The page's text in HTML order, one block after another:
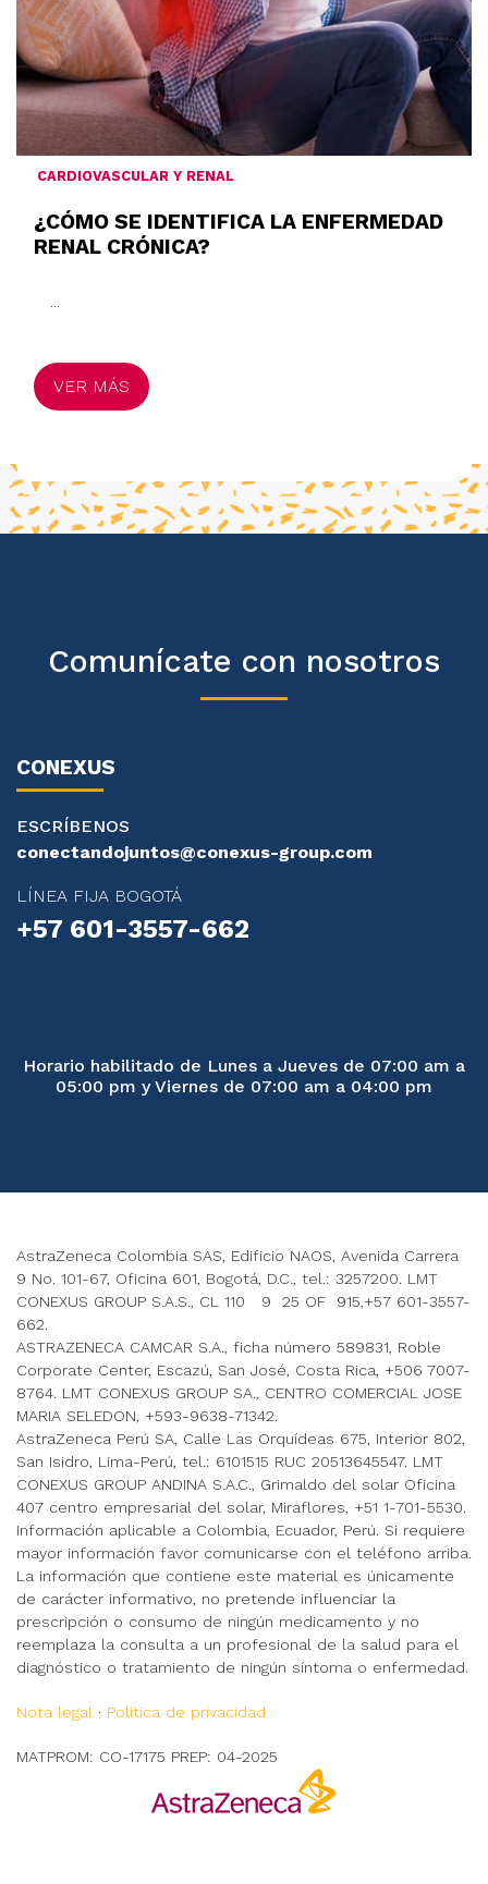
CARDIOVASCULAR Y RENAL
¿CÓMO SE IDENTIFICA LA ENFERMEDAD
RENAL CRÓNICA?
VER MÁS
Comunícate con nosotros
CONEXUS
ESCRÍBENOS
conectandojuntos@conexus-group.com
LÍNEA FIJA BOGOTÁ
+57 601-3557-662
Horario habilitado de Lunes a Jueves de 07:00 am a
05:00 pm y Viernes de 07:00 am a 04:00 pm
AstraZeneca Colombia SAS, Edificio NAOS, Avenida Carrera
9 No. 101-67, Oficina 601, Bogotá, D.C., tel.: 3257200. LMT
CONEXUS GROUP S.A.S., CL 110 9 25 OF 915,+57 601-3557-
662.
ASTRAZENECA CAMCAR S.A., ficha número 589831, Roble
Corporate Center, Escazú, San José, Costa Rica, +506 7007-
8764. LMT CONEXUS GROUP SA., CENTRO COMERCIAL JOSE
MARIA SELEDON, +593-9638-71342.
AstraZeneca Perú SA, Calle Las Orquídeas 675, Interior 802,
San Isidro, Lima-Perú, tel.: 6101515 RUC 20513645547. LMT
CONEXUS GROUP ANDINA S.A.C., Grimaldo del solar Oficina
407 centro empresarial del solar, Miraflores, +51 1-701-5530.
Información aplicable a Colombia, Ecuador, Perú. Si requiere
mayor información favor comunicarse con el teléfono arriba.
La información que contiene este material es únicamente
de carácter informativo, no pretende influenciar la
prescripción o consumo de ningún medicamento y no
reemplaza la consulta a un profesional de la salud para el
diagnóstico o tratamiento de ningún síntoma o enfermedad.
Nota legal · Politica de privacidad
MATPROM: CO-17175 PREP: 04-2025